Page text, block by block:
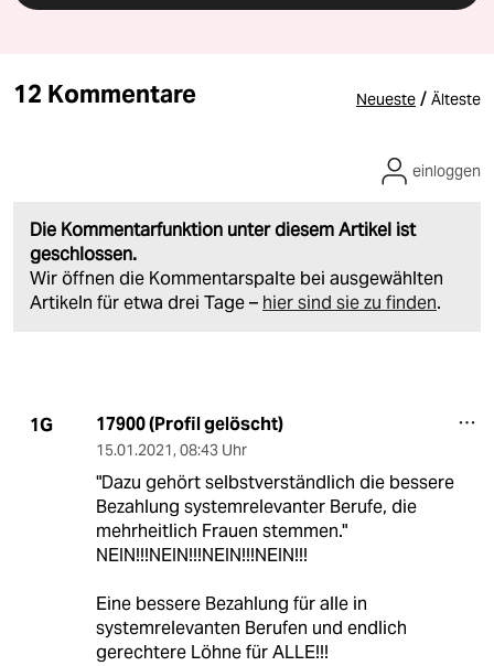
12 Kommentare Neueste / Älteste
Die Kommentarfunktion unter diesem Artikel ist
geschlossen.
Wir öffnen die Kommentarspalte bei ausgewählten
Artikeln für etwa drei Tage – hier sind sie zu finden.
einloggen
1G 17900 (Profil gelöscht)
15.01.2021, 08:43 Uhr
"Dazu gehört selbstverständlich die bessere
Bezahlung systemrelevanter Berufe, die
mehrheitlich Frauen stemmen."
NEIN!!!NEIN!!!NEIN!!!NEIN!!!
Eine bessere Bezahlung für alle in
systemrelevanten Berufen und endlich
gerechtere Löhne für ALLE!!!